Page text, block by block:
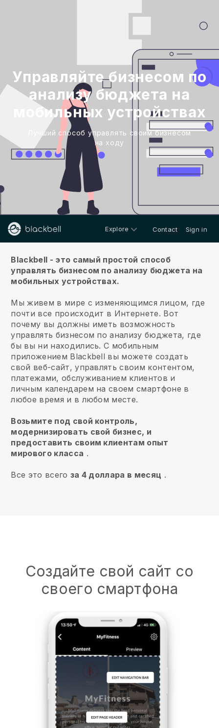
Управляйте бизнесом по
анализу бюджета на
мобильных устройствах
Лучший способ управлять своим бизнесом
на ходу
Explore Contact Sign in
Blackbell - это самый простой способ
управлять бизнесом по анализу бюджета на
мобильных устройствах.
Мы живем в мире с изменяющимся лицом, где
почти все происходит в Интернете. Вот
почему вы должны иметь возможность
управлять бизнесом по анализу бюджета, где
бы вы ни находились. С мобильным
приложением Blackbell вы можете создать
свой веб-сайт, управлять своим контентом,
платежами, обслуживанием клиентов и
личным календарем на своем смартфоне в
любое время и в любом месте.
Возьмите под свой контроль,
модернизировать свой бизнес, и
предоставить своим клиентам опыт
мирового класса .
Все это всего за 4 доллара в месяц .
Создайте свой сайт со
своего смартфона